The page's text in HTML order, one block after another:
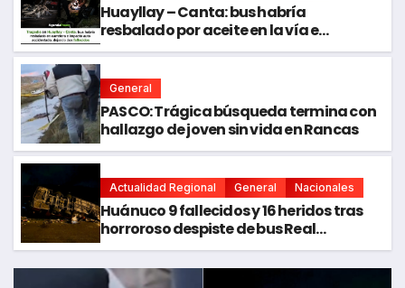
Huayllay – Canta: bus habría
resbalado por aceite en la vía e
impactó auto siniestrado dejando dos
General
PASCO: Trágica búsqueda termina con
hallazgo de joven sin vida en Rancas
Actualidad Regional General Nacionales
Huánuco 9 fallecidos y 16 heridos tras
horroroso despiste de bus Real
Chancas que impactó contra vivienda